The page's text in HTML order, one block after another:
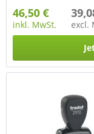
46,50 €
inkl. MwSt.
excl.